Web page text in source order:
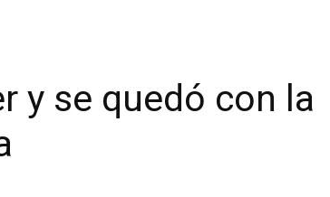
y se quedó con la